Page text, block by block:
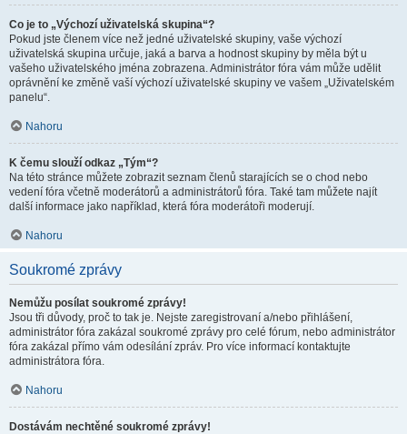
Co je to „Výchozí uživatelská skupina“?
Pokud jste členem více než jedné uživatelské skupiny, vaše výchozí
uživatelská skupina určuje, jaká a barva a hodnost skupiny by měla být u
vašeho uživatelského jména zobrazena. Administrátor fóra vám může udělit
oprávnění ke změně vaší výchozí uživatelské skupiny ve vašem „Uživatelském
panelu“.
Nahoru
K čemu slouží odkaz „Tým“?
Na této stránce můžete zobrazit seznam členů starajících se o chod nebo
vedení fóra včetně moderátorů a administrátorů fóra. Také tam můžete najít
další informace jako například, která fóra moderátoři moderují.
Nahoru
Soukromé zprávy
Nemůžu posílat soukromé zprávy!
Jsou tři důvody, proč to tak je. Nejste zaregistrovaní a/nebo přihlášení,
administrátor fóra zakázal soukromé zprávy pro celé fórum, nebo administrátor
fóra zakázal přímo vám odesílání zpráv. Pro více informací kontaktujte
administrátora fóra.
Nahoru
Dostávám nechtěné soukromé zprávy!